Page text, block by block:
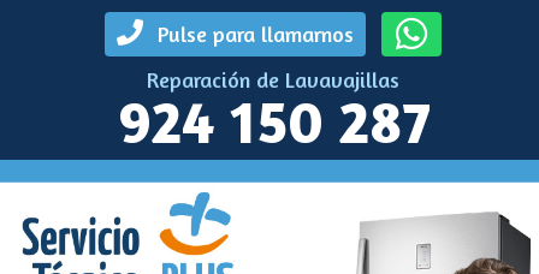
Pulse para llamarnos
Reparación de Lavavajillas
924 150 287